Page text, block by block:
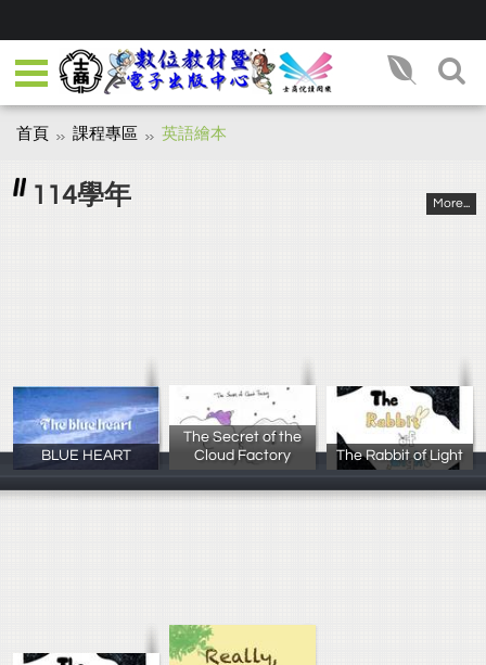
首頁 課程專區 英語繪本
114學年 More...
BLUE HEART
吳宇軒
The Secret of the
Cloud Factory
吳孟芸 潘少妘
The Rabbit of Light
林瀅珊 林欣潁